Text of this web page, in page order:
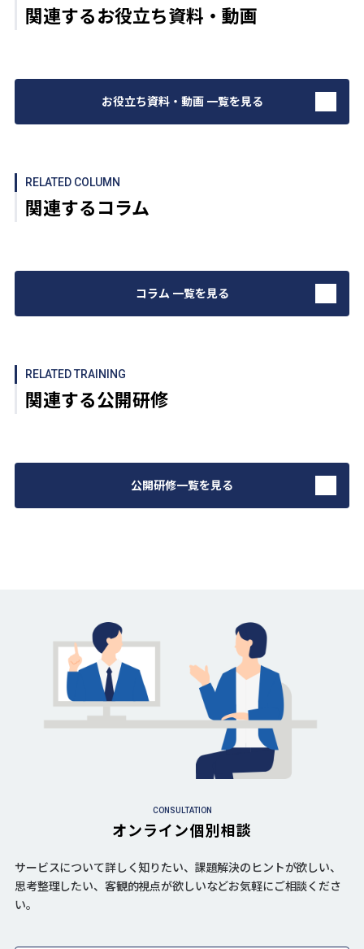
関連するお役立ち資料・動画
お役立ち資料・動画 一覧を見る
RELATED COLUMN
関連するコラム
コラム 一覧を見る
RELATED TRAINING
関連する公開研修
公開研修一覧を見る
CONSULTATION
オンライン個別相談
サービスについて詳しく知りたい、課題解決のヒントが欲しい、
思考整理したい、客観的視点が欲しいなどお気軽にご相談くださ
い。